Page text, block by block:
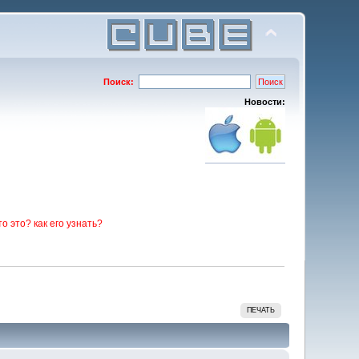
Поиск:
Новости:
это? как его узнать?
ПЕЧАТЬ